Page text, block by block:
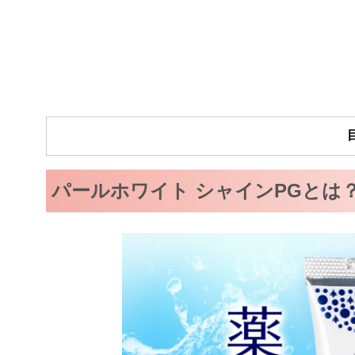
パールホワイト シャインPGとは